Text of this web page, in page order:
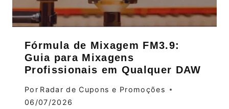
Fórmula de Mixagem FM3.9:
Guia para Mixagens
Profissionais em Qualquer DAW
Por Radar de Cupons e Promoções
06/07/2026